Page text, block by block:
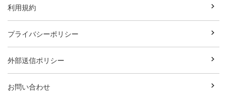
利用規約
プライバシーポリシー
外部送信ポリシー
お問い合わせ